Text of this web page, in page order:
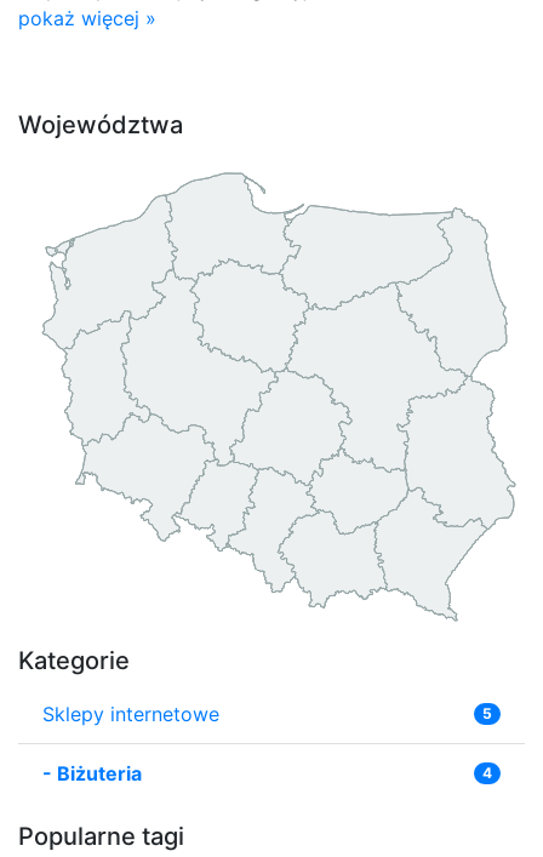
pokaż więcej »
Województwa
Kategorie
Sklepy internetowe 5
- Biżuteria 4
Popularne tagi